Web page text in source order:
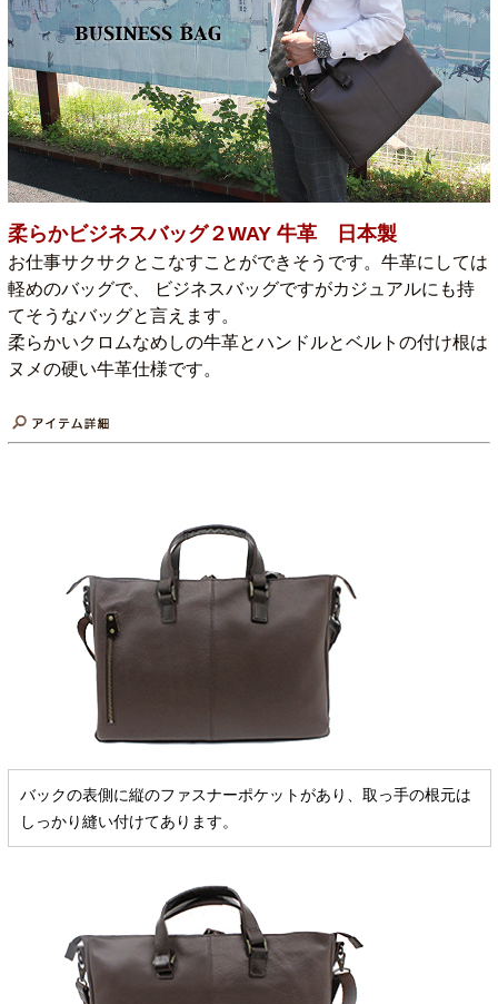
柔らかビジネスバッグ２WAY 牛革 日本製
お仕事サクサクとこなすことができそうです。牛革にしては
軽めのバッグで、 ビジネスバッグですがカジュアルにも持
てそうなバッグと言えます。
柔らかいクロムなめしの牛革とハンドルとベルトの付け根は
ヌメの硬い牛革仕様です。
バックの表側に縦のファスナーポケットがあり、取っ手の根元は
しっかり縫い付けてあります。